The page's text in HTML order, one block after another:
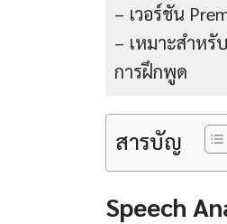
– เวอร์ชัน
– เหมาะสำห
การฝึกพูด
สารบัญ
Speech